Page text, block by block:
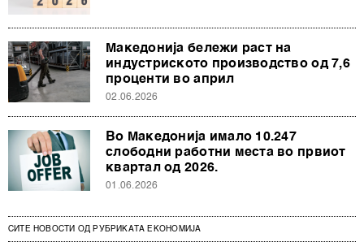
Македонија бележи раст на
индустриското производство од 7,6
проценти во април
02.06.2026
Во Македонија имало 10.247
слободни работни места во првиот
квартал од 2026.
01.06.2026
СИТЕ НОВОСТИ ОД РУБРИКАТА ЕКОНОМИЈА